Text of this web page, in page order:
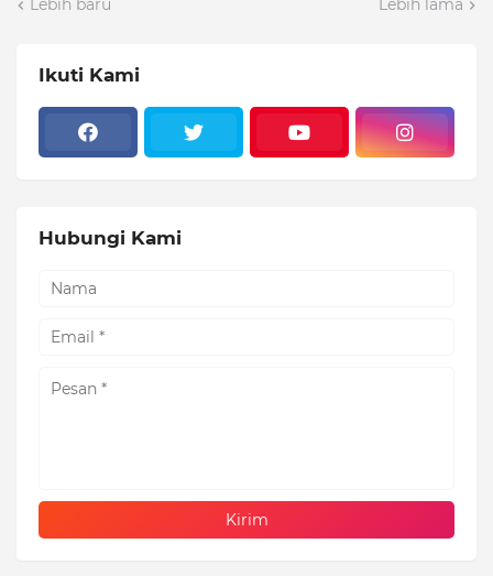
Lebih baru Lebih lama
Ikuti Kami
Hubungi Kami